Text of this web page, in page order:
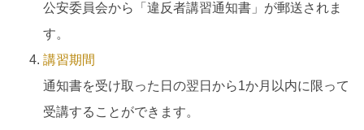
公安委員会から「違反者講習通知書」が郵送されま
す。
講習期間
通知書を受け取った日の翌日から1か月以内に限って
受講することができます。